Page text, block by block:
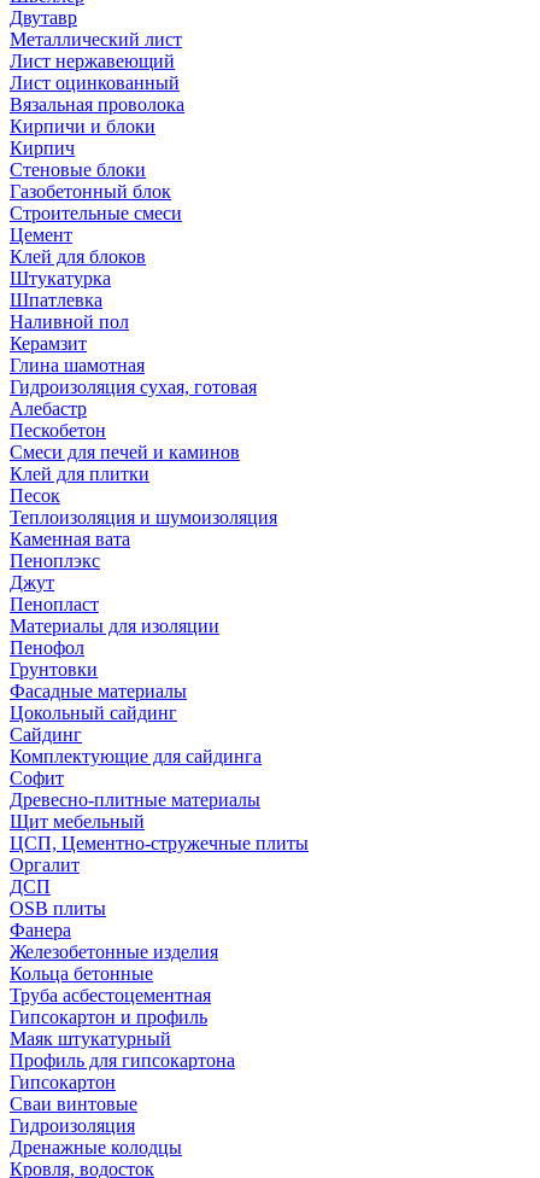
Двутавр
Металлический лист
Лист нержавеющий
Лист оцинкованный
Вязальная проволока
Кирпичи и блоки
Кирпич
Стеновые блоки
Газобетонный блок
Строительные смеси
Цемент
Клей для блоков
Штукатурка
Шпатлевка
Наливной пол
Керамзит
Глина шамотная
Гидроизоляция сухая, готовая
Алебастр
Пескобетон
Смеси для печей и каминов
Клей для плитки
Песок
Теплоизоляция и шумоизоляция
Каменная вата
Пеноплэкс
Джут
Пенопласт
Материалы для изоляции
Пенофол
Грунтовки
Фасадные материалы
Цокольный сайдинг
Сайдинг
Комплектующие для сайдинга
Софит
Древесно-плитные материалы
Щит мебельный
ЦСП, Цементно-стружечные плиты
Оргалит
ДСП
OSB плиты
Фанера
Железобетонные изделия
Кольца бетонные
Труба асбестоцементная
Гипсокартон и профиль
Маяк штукатурный
Профиль для гипсокартона
Гипсокартон
Сваи винтовые
Гидроизоляция
Дренажные колодцы
Кровля, водосток